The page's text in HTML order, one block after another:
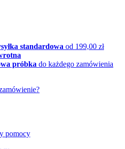
standardowa od 199,00 zł
próbka do każdego zamówienia
pomocy